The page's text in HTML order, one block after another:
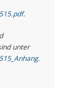
.
unter